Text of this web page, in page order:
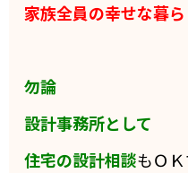
家族全員の幸せな暮
勿論
設計事務所として
住宅の設計相談もＯＫ